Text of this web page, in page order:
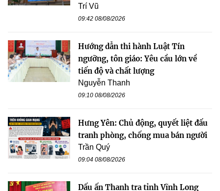
Trí Vũ
09:42 08/08/2026
Hướng dẫn thi hành Luật Tín
ngưỡng, tôn giáo: Yêu cầu lớn về
tiến độ và chất lượng
Nguyễn Thanh
09:10 08/08/2026
Hưng Yên: Chủ động, quyết liệt đấu
tranh phòng, chống mua bán người
Trần Quý
09:04 08/08/2026
Dấu ấn Thanh tra tỉnh Vĩnh Long